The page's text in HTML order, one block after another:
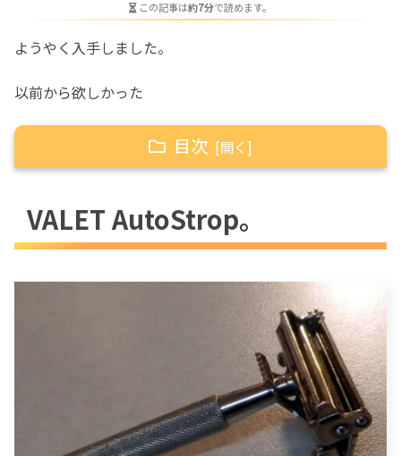
この記事は約7分で読めます。
ようやく入手しました。
以前から欲しかった
目次
大きさ・重さ
大きさ
現行フェザーの替刃が適合しないVALET個
体を推定する
VALET AutoStrop。